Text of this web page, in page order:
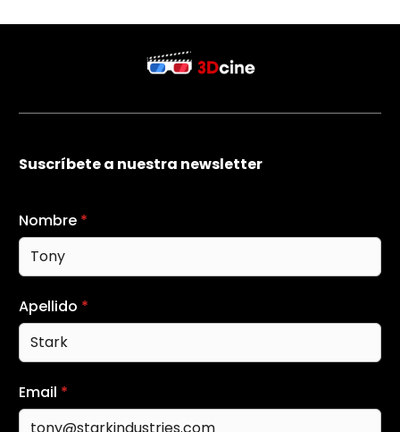
Suscríbete a nuestra newsletter
Nombre *
Apellido *
Email *